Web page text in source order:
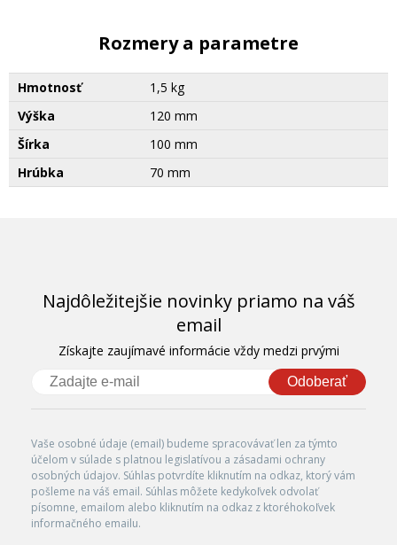
Rozmery a parametre
Hmotnosť
1,5 kg
Výška
120 mm
Šírka
100 mm
Hrúbka
70 mm
Najdôležitejšie novinky priamo na váš
email
Získajte zaujímavé informácie vždy medzi prvými
Odoberať
Vaše osobné údaje (email) budeme spracovávať len za týmto
účelom v súlade s platnou legislatívou a zásadami ochrany
osobných údajov. Súhlas potvrdíte kliknutím na odkaz, ktorý vám
pošleme na váš email. Súhlas môžete kedykoľvek odvolať
písomne, emailom alebo kliknutím na odkaz z ktoréhokoľvek
informačného emailu.